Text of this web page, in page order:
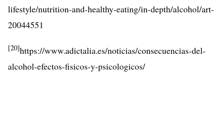
lifestyle/nutrition-and-healthy-eating/in-depth/alcohol/art-
20044551
[20]https://www.adictalia.es/noticias/consecuencias-del-
alcohol-efectos-fisicos-y-psicologicos/